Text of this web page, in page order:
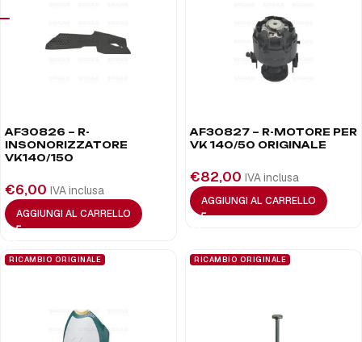
AF30826 – R-
INSONORIZZATORE
VK140/150
€6,00 IVA inclusa
AGGIUNGI AL CARRELLO
AF30827 – R-MOTORE PER
VK 140/50 ORIGINALE
€82,00 IVA inclusa
AGGIUNGI AL CARRELLO
RICAMBIO ORIGINALE RICAMBIO ORIGINALE